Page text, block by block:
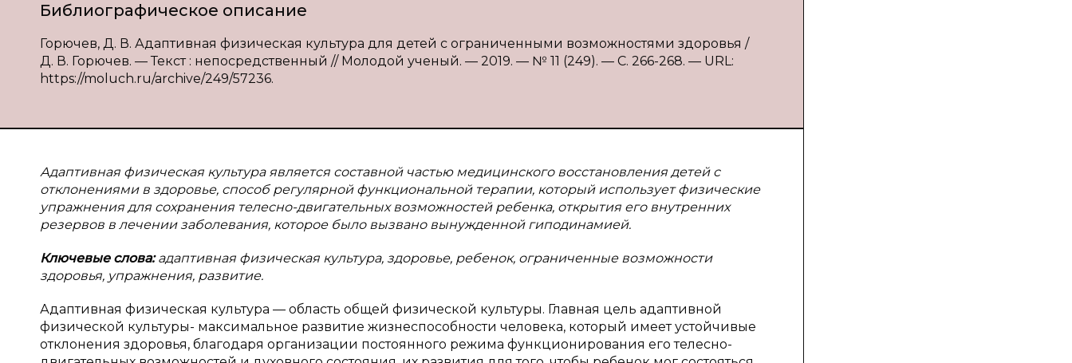
Библиографическое описание
Горючев, Д. В. Адаптивная физическая культура для детей с ограниченными возможностями здоровья /
Д. В. Горючев. — Текст : непосредственный // Молодой ученый. — 2019. — № 11 (249). — С. 266-268. — URL:
https://moluch.ru/archive/249/57236.
Адаптивная физическая культура является составной частью медицинского восстановления детей с
отклонениями в здоровье, способ регулярной функциональной терапии, который использует физические
упражнения для сохранения телесно-двигательных возможностей ребенка, открытия его внутренних
резервов в лечении заболевания, которое было вызвано вынужденной гиподинамией.
Ключевые слова:адаптивная физическая культура, здоровье, ребенок, ограниченные возможности
здоровья, упражнения, развитие.
Адаптивная физическая культура — область общей физической культуры. Главная цель адаптивной
физической культуры- максимальное развитие жизнеспособности человека, который имеет устойчивые
отклонения здоровья, благодаря организации постоянного режима функционирования его телесно-